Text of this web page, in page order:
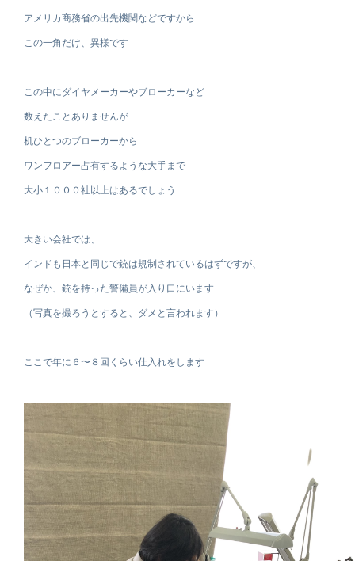
アメリカ商務省の出先機関などですから
この一角だけ、異様です
この中にダイヤメーカーやブローカーなど
数えたことありませんが
机ひとつのブローカーから
ワンフロアー占有するような大手まで
大小１０００社以上はあるでしょう
大きい会社では、
インドも日本と同じで銃は規制されているはずですが、
なぜか、銃を持った警備員が入り口にいます
（写真を撮ろうとすると、ダメと言われます）
ここで年に６〜８回くらい仕入れをします